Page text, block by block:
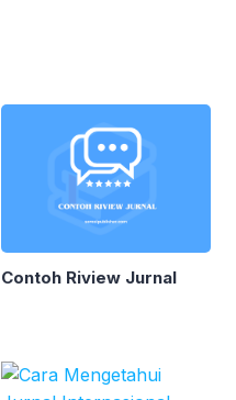
Contoh Riview Jurnal